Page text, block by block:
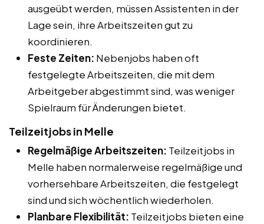
ausgeübt werden, müssen Assistenten in der
Lage sein, ihre Arbeitszeiten gut zu
koordinieren.
Feste Zeiten: Nebenjobs haben oft
festgelegte Arbeitszeiten, die mit dem
Arbeitgeber abgestimmt sind, was weniger
Spielraum für Änderungen bietet.
Teilzeitjobs in Melle
Regelmäßige Arbeitszeiten: Teilzeitjobs in
Melle haben normalerweise regelmäßige und
vorhersehbare Arbeitszeiten, die festgelegt
sind und sich wöchentlich wiederholen.
Planbare Flexibilität: Teilzeitjobs bieten eine